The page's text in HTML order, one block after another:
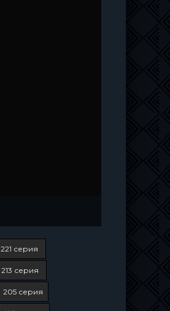
221 серия
213 серия
205 серия